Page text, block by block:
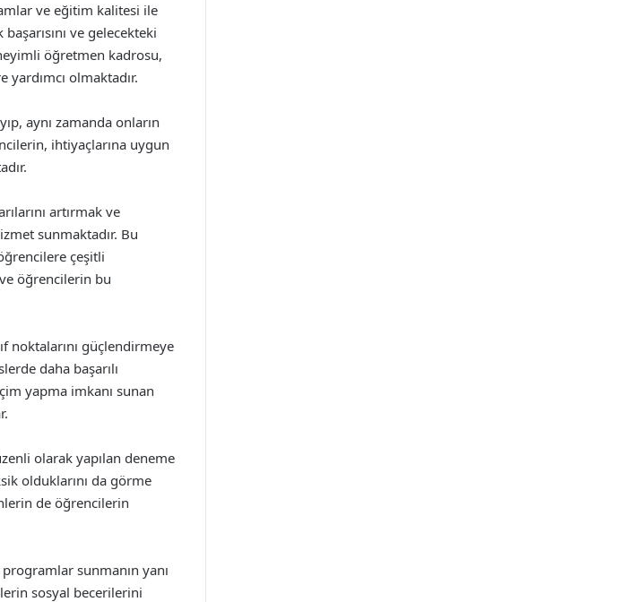
ve eğitim kalitesi ile
ve gelecekteki
öğretmen kadrosu,
olmaktadır.
aynı zamanda onların
ihtiyaçlarına uygun
artırmak ve
sunmaktadır. Bu
çeşitli
öğrencilerin bu
noktalarını güçlendirmeye
daha başarılı
yapma imkanı sunan
olarak yapılan deneme
olduklarını da görme
de öğrencilerin
sunmanın yanı
sosyal becerilerini